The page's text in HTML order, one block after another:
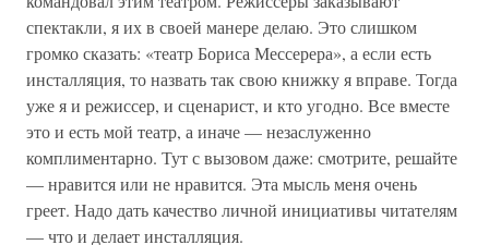
спектакли, я их в своей манере делаю. Это слишком
громко сказать: «театр Бориса Мессерера», а если есть
инсталляция, то назвать так свою книжку я вправе. Тогда
уже я и режиссер, и сценарист, и кто угодно. Все вместе
это и есть мой театр, а иначе — незаслуженно
комплиментарно. Тут с вызовом даже: смотрите, решайте
— нравится или не нравится. Эта мысль меня очень
греет. Надо дать качество личной инициативы читателям
— что и делает инсталляция.